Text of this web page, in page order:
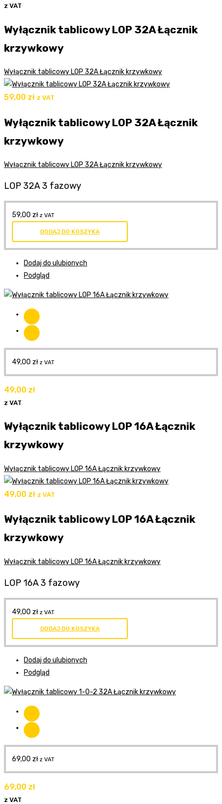
z VAT
Wyłącznik tablicowy LOP 32A Łącznik
krzywkowy
Wyłącznik tablicowy LOP 32A Łącznik krzywkowy
59,00 zł z VAT
Wyłącznik tablicowy LOP 32A Łącznik
krzywkowy
Wyłącznik tablicowy LOP 32A Łącznik krzywkowy
LOP 32A 3 fazowy
59,00 zł z VAT
DODAJ DO KOSZYKA
Dodaj do ulubionych
Podgląd
49,00 zł z VAT
49,00 zł
z VAT
Wyłącznik tablicowy LOP 16A Łącznik
krzywkowy
Wyłącznik tablicowy LOP 16A Łącznik krzywkowy
49,00 zł z VAT
Wyłącznik tablicowy LOP 16A Łącznik
krzywkowy
Wyłącznik tablicowy LOP 16A Łącznik krzywkowy
LOP 16A 3 fazowy
49,00 zł z VAT
DODAJ DO KOSZYKA
Dodaj do ulubionych
Podgląd
69,00 zł z VAT
69,00 zł
z VAT